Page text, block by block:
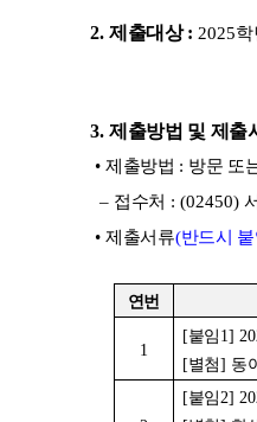
2. 제출대상: 2025학
3. 제출방법 및 제출
• 제출방법 : 방문 또
– 접수처 : (02450)
• 제출서류(반드시
연번
1
[붙임 1]
[별첨] 동
[붙임2]